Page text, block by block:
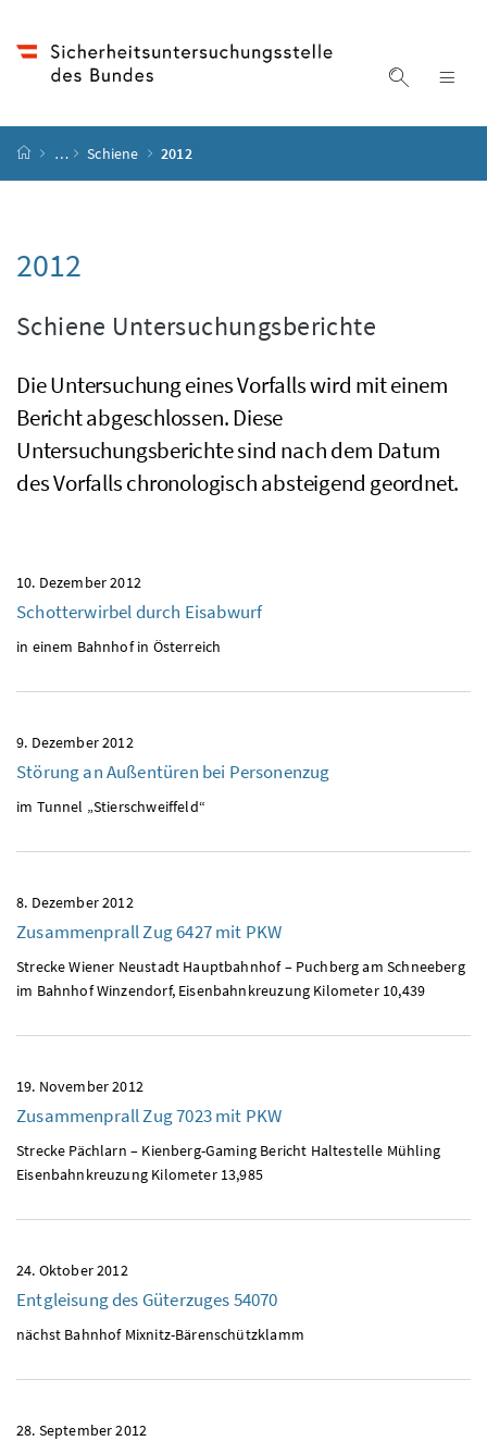
Suche
Startseite
… Schiene 2012
2012
Schiene Untersuchungsberichte
Die Untersuchung eines Vorfalls wird mit einem
Bericht abgeschlossen. Diese
Untersuchungsberichte sind nach dem Datum
des Vorfalls chronologisch absteigend geordnet.
10. Dezember 2012
Schotterwirbel durch Eisabwurf
in einem Bahnhof in Österreich
9. Dezember 2012
Störung an Außentüren bei Personenzug
im Tunnel „Stierschweiffeld“
8. Dezember 2012
Zusammenprall Zug 6427 mit PKW
Strecke Wiener Neustadt Hauptbahnhof – Puchberg am Schneeberg
im Bahnhof Winzendorf, Eisenbahnkreuzung Kilometer 10,439
19. November 2012
Zusammenprall Zug 7023 mit PKW
Strecke Pächlarn – Kienberg-Gaming Bericht Haltestelle Mühling
Eisenbahnkreuzung Kilometer 13,985
24. Oktober 2012
Entgleisung des Güterzuges 54070
nächst Bahnhof Mixnitz-Bärenschützklamm
28. September 2012